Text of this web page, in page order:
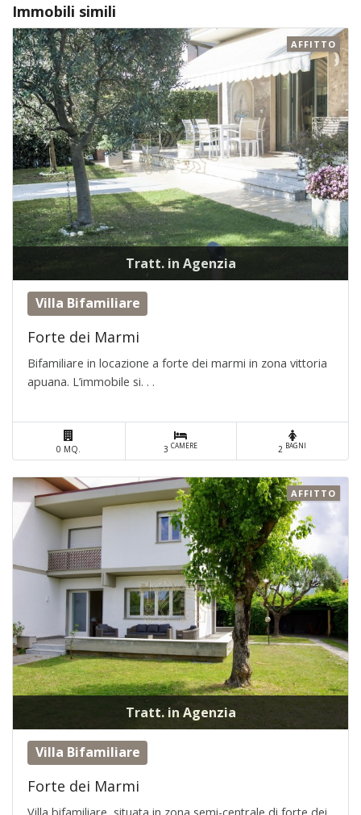
Immobili simili
Tratt. in Agenzia
AFFITTO
Villa Bifamiliare
Forte dei Marmi
Bifamiliare in locazione a forte dei marmi in zona vittoria
apuana. L’immobile si. . .
0 MQ. 3CAMERE 2 BAGNI
Tratt. in Agenzia
AFFITTO
Villa Bifamiliare
Forte dei Marmi
Villa bifamiliare, situata in zona semi-centrale di forte dei